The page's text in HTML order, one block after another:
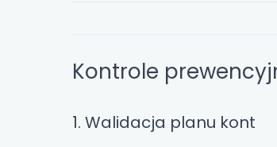
Kontrole
1. Walidacja planu kont